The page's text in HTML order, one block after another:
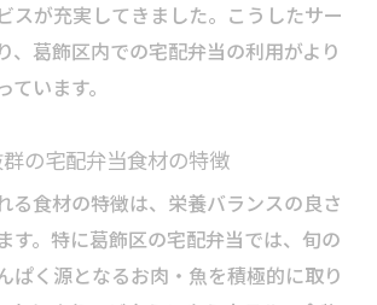
スが充実してきました。こうしたサー
、葛飾区内での宅配弁当の利用がより
います。
の宅配弁当食材の特徴
る食材の特徴は、栄養バランスの良さ
す。特に葛飾区の宅配弁当では、旬の
ぱく源となるお肉・魚を積極的に取り